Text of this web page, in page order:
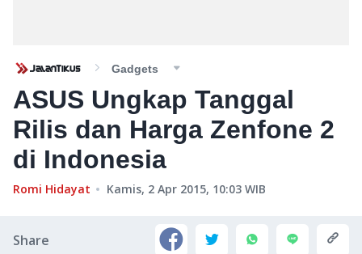
Gadgets
ASUS Ungkap Tanggal
Rilis dan Harga Zenfone 2
di Indonesia
Romi Hidayat Kamis, 2 Apr 2015, 10:03 WIB
Share